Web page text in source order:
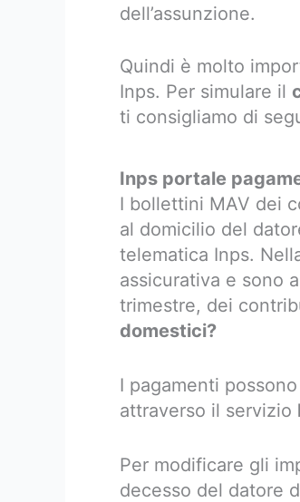
dell’assunzione.
Quindi è molto
Inps. Per simulare il
ti consigliamo di
Inps portale
I bollettini MAV dei
al domicilio del
telematica Inps.
assicurativa e sono
trimestre, dei
domestici?
I pagamenti
attraverso il servizio
Per modificare gli
decesso del datore